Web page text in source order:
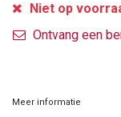
Niet op
Ontvang een
Meer informatie